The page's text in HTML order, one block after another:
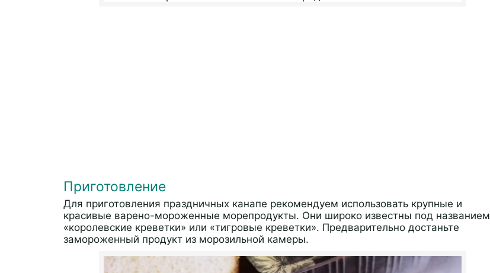
Приготовление
Для приготовления праздничных канапе рекомендуем использовать крупные и
красивые варено-мороженные морепродукты. Они широко известны под названием
«королевские креветки» или «тигровые креветки». Предварительно достаньте
замороженный продукт из морозильной камеры.